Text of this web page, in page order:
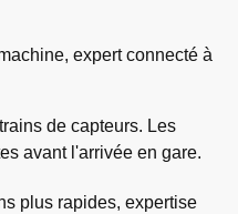
expert connecté à
de capteurs. Les
avant l'arrivée en gare.
plus rapides, expertise